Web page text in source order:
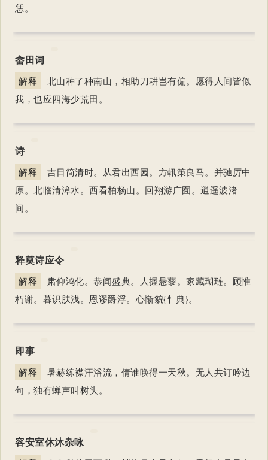
恁。
畲田词
解释
北山种了种南山，相助刀耕岂有偏。愿得人间皆似
我，也应四海少荒田。
诗
解释
吉日简清时。从君出西园。方軐策良马。并驰厉中
原。北临清漳水。西看柏杨山。回翔游广囿。逍遥波渚
间。
释奠诗应令
解释
肃仰鸿化。恭闻盛典。人握悬藜。家藏瑚琏。顾惟
朽谢。暮识肤浅。恩谬爵浮。心惭貌{忄典}。
即事
解释
暑赫练襟汗浴流，倩谁唤得一天秋。无人共订吟边
句，独有蝉声叫树头。
容安室休沐杂咏